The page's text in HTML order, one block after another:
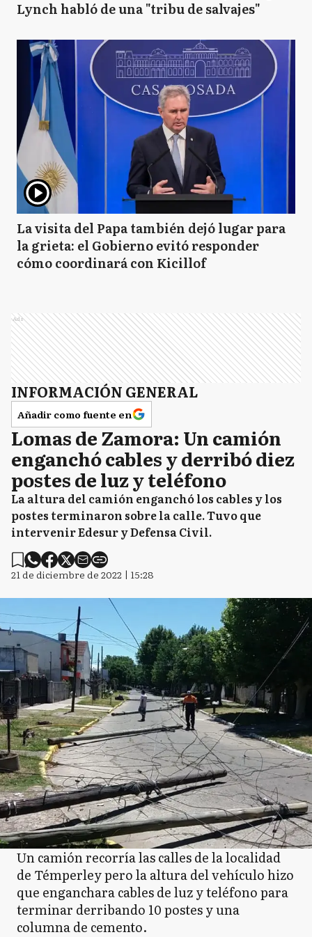
Lynch habló de una "tribu de salvajes"
La visita del Papa también dejó lugar para
la grieta: el Gobierno evitó responder
cómo coordinará con Kicillof
Ads
INFORMACIÓN GENERAL
Añadir como fuente en
Lomas de Zamora: Un camión
enganchó cables y derribó diez
postes de luz y teléfono
La altura del camión enganchó los cables y los
postes terminaron sobre la calle. Tuvo que
intervenir Edesur y Defensa Civil.
21 de diciembre de 2022 | 15:28
Un camión recorría las calles de la localidad
de Témperley pero la altura del vehículo hizo
que enganchara cables de luz y teléfono para
terminar derribando 10 postes y una
columna de cemento.